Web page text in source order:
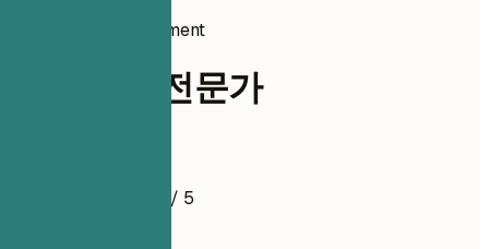
project-management
변화 관리 전문가
/ 5